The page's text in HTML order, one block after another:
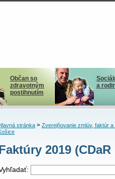
Občan so
zdravotným
postihnutím
a
stránka> Zverejňovanie zmlúv, faktúr a
2019